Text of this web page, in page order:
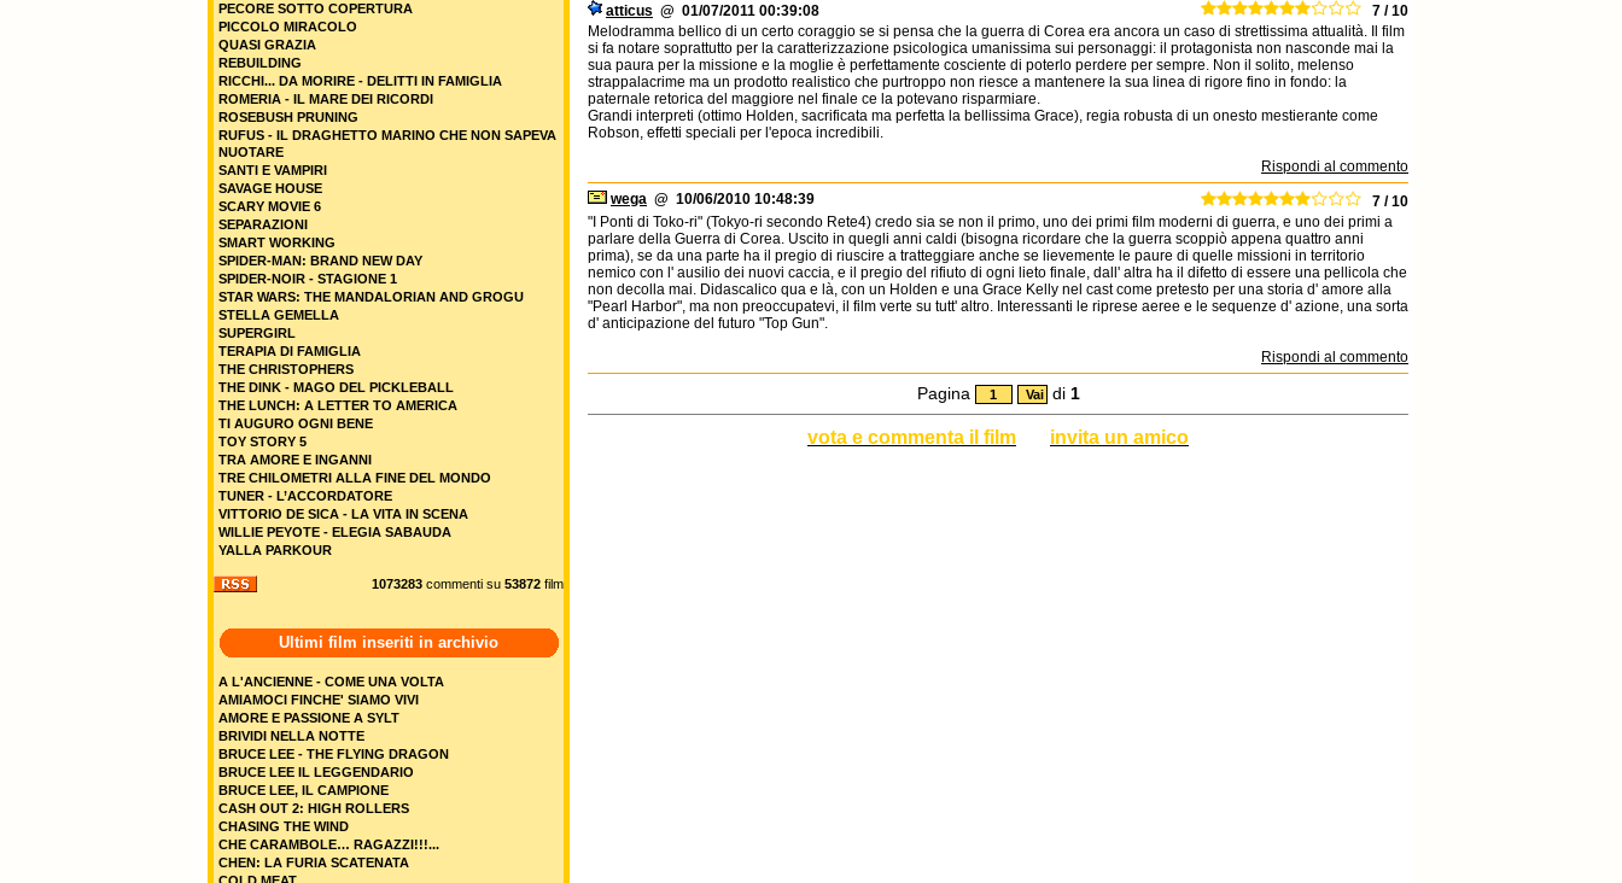
atticus @ 01/07/2011 00:39:08
7 / 10
Melodramma bellico di un certo coraggio se si pensa che la guerra di Corea era ancora un caso di strettissima attualità. Il film
si fa notare soprattutto per la caratterizzazione psicologica umanissima sui personaggi: il protagonista non nasconde mai la
sua paura per la missione e la moglie è perfettamente cosciente di poterlo perdere per sempre. Non il solito, melenso
strappalacrime ma un prodotto realistico che purtroppo non riesce a mantenere la sua linea di rigore fino in fondo: la
paternale retorica del maggiore nel finale ce la potevano risparmiare.
Grandi interpreti (ottimo Holden, sacrificata ma perfetta la bellissima Grace), regia robusta di un onesto mestierante come
Robson, effetti speciali per l'epoca incredibili.
Rispondi al commento
wega @ 10/06/2010 10:48:39
7 / 10
"I Ponti di Toko-ri" (Tokyo-ri secondo Rete4) credo sia se non il primo, uno dei primi film moderni di guerra, e uno dei primi a
parlare della Guerra di Corea. Uscito in quegli anni caldi (bisogna ricordare che la guerra scoppiò appena quattro anni
prima), se da una parte ha il pregio di riuscire a tratteggiare anche se lievemente le paure di quelle missioni in territorio
nemico con l' ausilio dei nuovi caccia, e il pregio del rifiuto di ogni lieto finale, dall' altra ha il difetto di essere una pellicola che
non decolla mai. Didascalico qua e là, con un Holden e una Grace Kelly nel cast come pretesto per una storia d' amore alla
"Pearl Harbor", ma non preoccupatevi, il film verte su tutt' altro. Interessanti le riprese aeree e le sequenze d' azione, una sorta
d' anticipazione del futuro "Top Gun".
Rispondi al commento
Pagina di 1
vota e commenta il film invita un amico
PECORE SOTTO COPERTURA
PICCOLO MIRACOLO
QUASI GRAZIA
REBUILDING
RICCHI... DA MORIRE - DELITTI IN FAMIGLIA
ROMERIA - IL MARE DEI RICORDI
ROSEBUSH PRUNING
RUFUS - IL DRAGHETTO MARINO CHE NON SAPEVA
NUOTARE
SANTI E VAMPIRI
SAVAGE HOUSE
SCARY MOVIE 6
SEPARAZIONI
SMART WORKING
SPIDER-MAN: BRAND NEW DAY
SPIDER-NOIR - STAGIONE 1
STAR WARS: THE MANDALORIAN AND GROGU
STELLA GEMELLA
SUPERGIRL
TERAPIA DI FAMIGLIA
THE CHRISTOPHERS
THE DINK - MAGO DEL PICKLEBALL
THE LUNCH: A LETTER TO AMERICA
TI AUGURO OGNI BENE
TOY STORY 5
TRA AMORE E INGANNI
TRE CHILOMETRI ALLA FINE DEL MONDO
TUNER - L’ACCORDATORE
VITTORIO DE SICA - LA VITA IN SCENA
WILLIE PEYOTE - ELEGIA SABAUDA
YALLA PARKOUR
1073283 commenti su 53872 film
Ultimi film inseriti in archivio
A L'ANCIENNE - COME UNA VOLTA
AMIAMOCI FINCHE' SIAMO VIVI
AMORE E PASSIONE A SYLT
BRIVIDI NELLA NOTTE
BRUCE LEE - THE FLYING DRAGON
BRUCE LEE IL LEGGENDARIO
BRUCE LEE, IL CAMPIONE
CASH OUT 2: HIGH ROLLERS
CHASING THE WIND
CHE CARAMBOLE… RAGAZZI!!!...
CHEN: LA FURIA SCATENATA